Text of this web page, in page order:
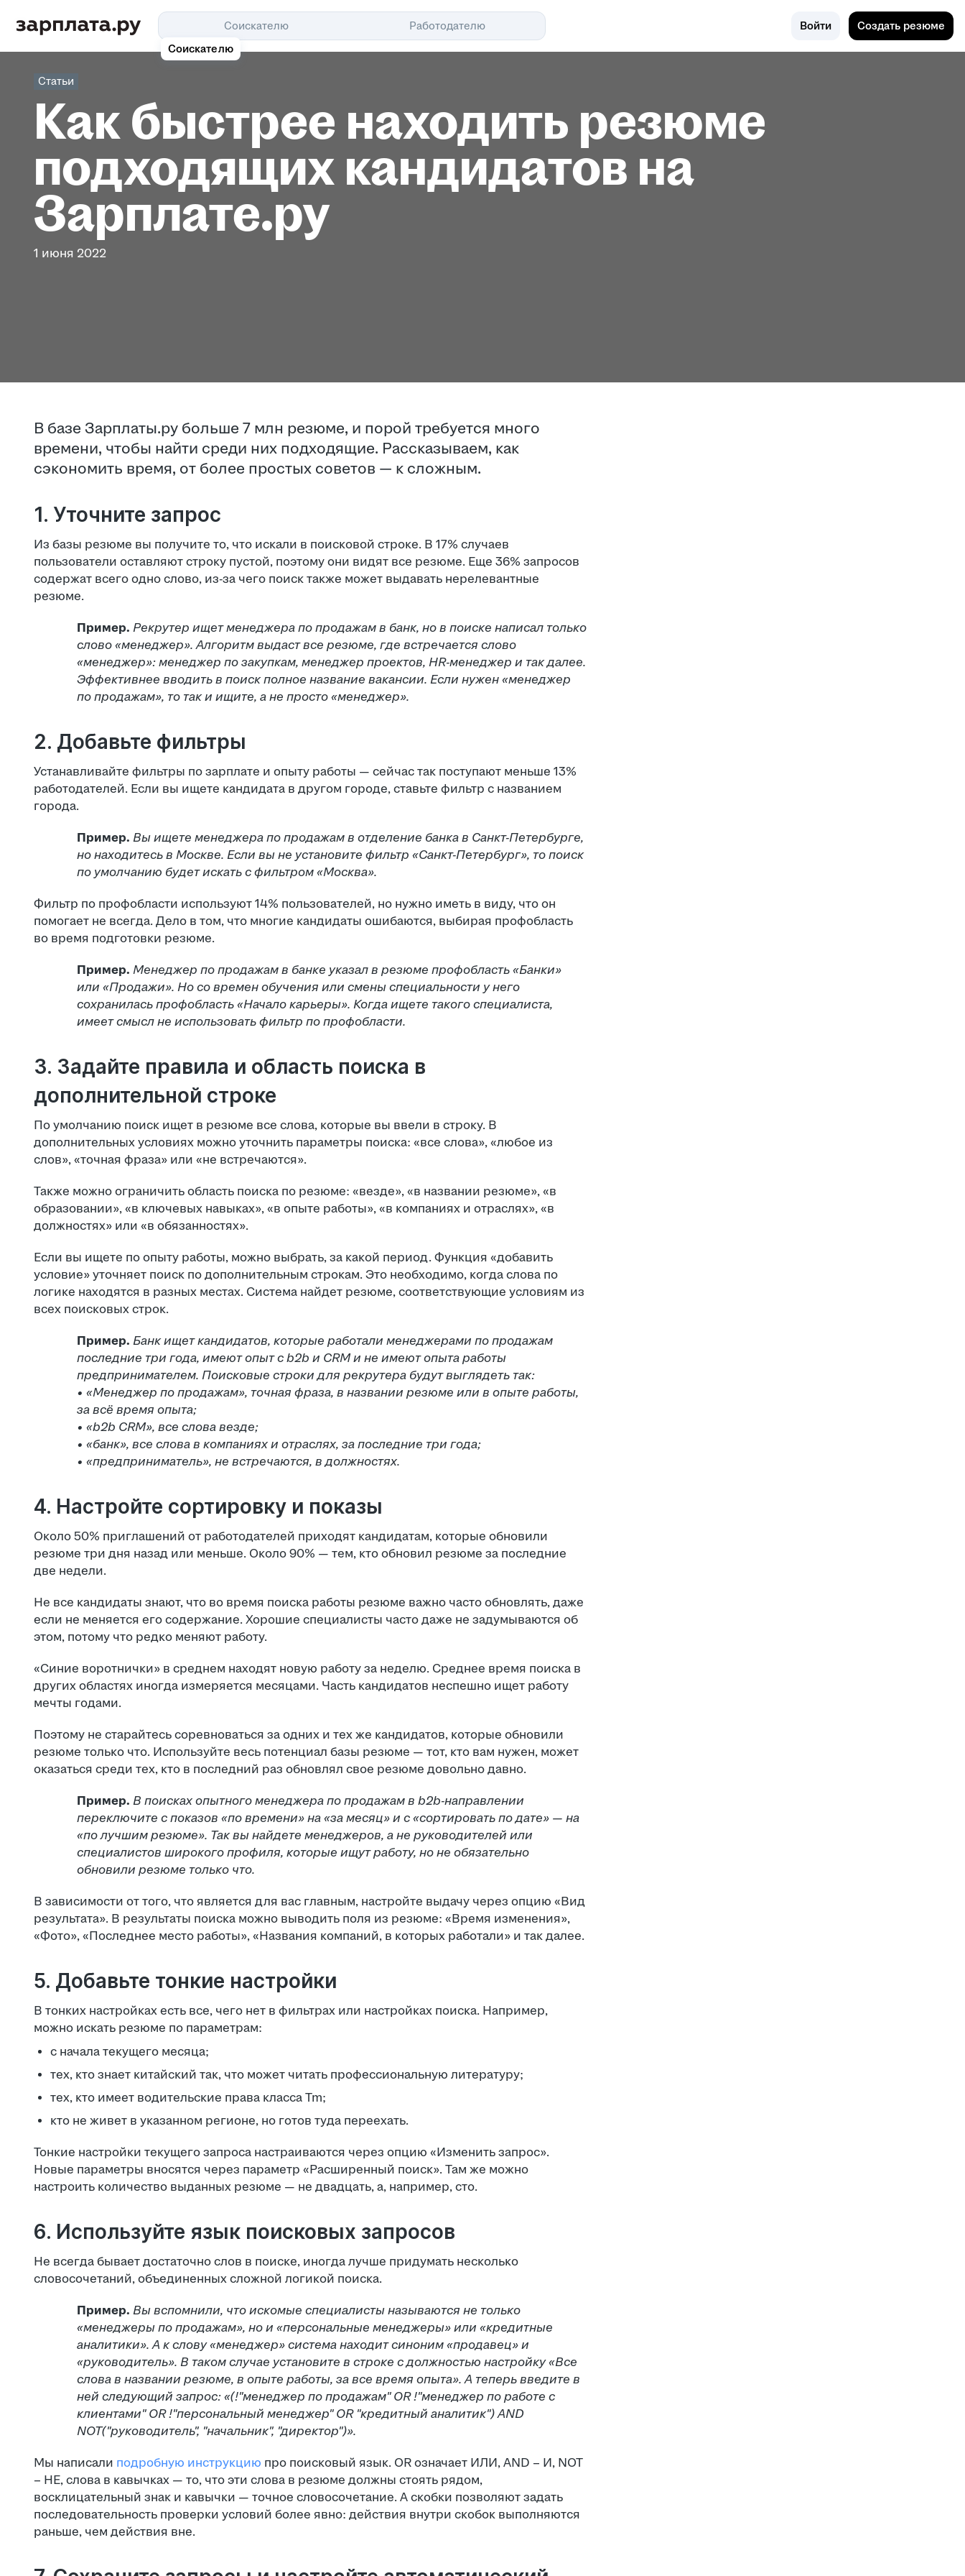
Соискателю
Соискателю
Работодателю Войти Создать резюме
Статьи
Как быстрее находить резюме
подходящих кандидатов на
Зарплате.ру
1 июня 2022
В базе Зарплаты.ру больше 7 млн резюме, и порой требуется много
времени, чтобы найти среди них подходящие. Рассказываем, как
сэкономить время, от более простых советов — к сложным.
1. Уточните запрос
Из базы резюме вы получите то, что искали в поисковой строке. В 17% случаев
пользователи оставляют строку пустой, поэтому они видят все резюме. Еще 36% запросов
содержат всего одно слово, из-за чего поиск также может выдавать нерелевантные
резюме.
Пример. Рекрутер ищет менеджера по продажам в банк, но в поиске написал только
слово «менеджер». Алгоритм выдаст все резюме, где встречается слово
«менеджер»: менеджер по закупкам, менеджер проектов, HR-менеджер и так далее.
Эффективнее вводить в поиск полное название вакансии. Если нужен «менеджер
по продажам», то так и ищите, а не просто «менеджер».
2. Добавьте фильтры
Устанавливайте фильтры по зарплате и опыту работы — сейчас так поступают меньше 13%
работодателей. Если вы ищете кандидата в другом городе, ставьте фильтр с названием
города.
Пример. Вы ищете менеджера по продажам в отделение банка в Санкт-Петербурге,
но находитесь в Москве. Если вы не установите фильтр «Санкт-Петербург», то поиск
по умолчанию будет искать с фильтром «Москва».
Фильтр по профобласти используют 14% пользователей, но нужно иметь в виду, что он
помогает не всегда. Дело в том, что многие кандидаты ошибаются, выбирая профобласть
во время подготовки резюме.
Пример. Менеджер по продажам в банке указал в резюме профобласть «Банки»
или «Продажи». Но со времен обучения или смены специальности у него
сохранилась профобласть «Начало карьеры». Когда ищете такого специалиста,
имеет смысл не использовать фильтр по профобласти.
3. Задайте правила и область поиска в
дополнительной строке
По умолчанию поиск ищет в резюме все слова, которые вы ввели в строку. В
дополнительных условиях можно уточнить параметры поиска: «все слова», «любое из
слов», «точная фраза» или «не встречаются».
Также можно ограничить область поиска по резюме: «везде», «в названии резюме», «в
образовании», «в ключевых навыках», «в опыте работы», «в компаниях и отраслях», «в
должностях» или «в обязанностях».
Если вы ищете по опыту работы, можно выбрать, за какой период. Функция «добавить
условие» уточняет поиск по дополнительным строкам. Это необходимо, когда слова по
логике находятся в разных местах. Система найдет резюме, соответствующие условиям из
всех поисковых строк.
Пример. Банк ищет кандидатов, которые работали менеджерами по продажам
последние три года, имеют опыт с b2b и CRM и не имеют опыта работы
предпринимателем. Поисковые строки для рекрутера будут выглядеть так:
• «Менеджер по продажам», точная фраза, в названии резюме или в опыте работы,
за всё время опыта;
• «b2b CRM», все слова везде;
• «банк», все слова в компаниях и отраслях, за последние три года;
• «предприниматель», не встречаются, в должностях.
4. Настройте сортировку и показы
Около 50% приглашений от работодателей приходят кандидатам, которые обновили
резюме три дня назад или меньше. Около 90% — тем, кто обновил резюме за последние
две недели.
Не все кандидаты знают, что во время поиска работы резюме важно часто обновлять, даже
если не меняется его содержание. Хорошие специалисты часто даже не задумываются об
этом, потому что редко меняют работу.
«Синие воротнички» в среднем находят новую работу за неделю. Среднее время поиска в
других областях иногда измеряется месяцами. Часть кандидатов неспешно ищет работу
мечты годами.
Поэтому не старайтесь соревноваться за одних и тех же кандидатов, которые обновили
резюме только что. Используйте весь потенциал базы резюме — тот, кто вам нужен, может
оказаться среди тех, кто в последний раз обновлял свое резюме довольно давно.
Пример. В поисках опытного менеджера по продажам в b2b-направлении
переключите с показов «по времени» на «за месяц» и с «сортировать по дате» — на
«по лучшим резюме». Так вы найдете менеджеров, а не руководителей или
специалистов широкого профиля, которые ищут работу, но не обязательно
обновили резюме только что.
В зависимости от того, что является для вас главным, настройте выдачу через опцию «Вид
результата». В результаты поиска можно выводить поля из резюме: «Время изменения»,
«Фото», «Последнее место работы», «Названия компаний, в которых работали» и так далее.
5. Добавьте тонкие настройки
В тонких настройках есть все, чего нет в фильтрах или настройках поиска. Например,
можно искать резюме по параметрам:
с начала текущего месяца;
тех, кто знает китайский так, что может читать профессиональную литературу;
тех, кто имеет водительские права класса Tm;
кто не живет в указанном регионе, но готов туда переехать.
Тонкие настройки текущего запроса настраиваются через опцию «Изменить запрос».
Новые параметры вносятся через параметр «Расширенный поиск». Там же можно
настроить количество выданных резюме — не двадцать, а, например, сто.
6. Используйте язык поисковых запросов
Не всегда бывает достаточно слов в поиске, иногда лучше придумать несколько
словосочетаний, объединенных сложной логикой поиска.
Пример. Вы вспомнили, что искомые специалисты называются не только
«менеджеры по продажам», но и «персональные менеджеры» или «кредитные
аналитики». А к слову «менеджер» система находит синоним «продавец» и
«руководитель». В таком случае установите в строке с должностью настройку «Все
слова в названии резюме, в опыте работы, за все время опыта». А теперь введите в
ней следующий запрос: «(!"менеджер по продажам" OR !"менеджер по работе с
клиентами" OR !"персональный менеджер" OR "кредитный аналитик") AND
NOT("руководитель", "начальник", "директор")».
Мы написали подробную инструкцию про поисковый язык. OR означает ИЛИ, AND – И, NOT
– НЕ, слова в кавычках — то, что эти слова в резюме должны стоять рядом,
восклицательный знак и кавычки — точное словосочетание. А скобки позволяют задать
последовательность проверки условий более явно: действия внутри скобок выполняются
раньше, чем действия вне.